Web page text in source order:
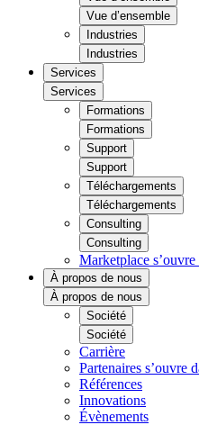
Vue d’ensemble
Industries
Industries
Services
Services
Formations
Formations
Support
Support
Téléchargements
Téléchargements
Consulting
Consulting
Marketplace
À propos de nous
À propos de nous
Société
Société
Carrière
Partenaires s’ouvre
Références
Innovations
Évènements